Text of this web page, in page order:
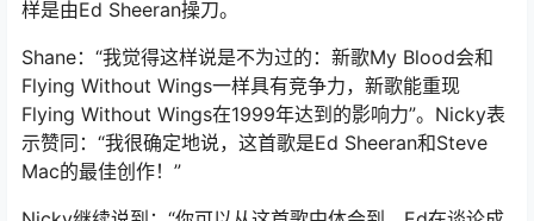
样是由Ed Sheeran操刀。
Shane：“我觉得这样说是不为过的：新歌My Blood会和
Flying Without Wings一样具有竞争力，新歌能重现
Flying Without Wings在1999年达到的影响力”。Nicky表
示赞同：“我很确定地说，这首歌是Ed Sheeran和Steve
Mac的最佳创作！”